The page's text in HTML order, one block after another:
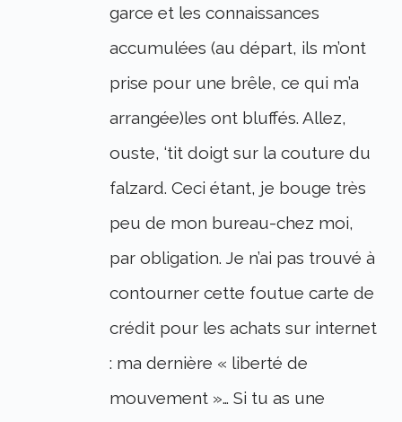
garce et les connaissances
accumulées (au départ, ils m’ont
prise pour une brêle, ce qui m’a
arrangée)les ont bluffés. Allez,
ouste, ‘tit doigt sur la couture du
falzard. Ceci étant, je bouge très
peu de mon bureau-chez moi,
par obligation. Je n’ai pas trouvé à
contourner cette foutue carte de
crédit pour les achats sur internet
: ma dernière « liberté de
mouvement »… Si tu as une